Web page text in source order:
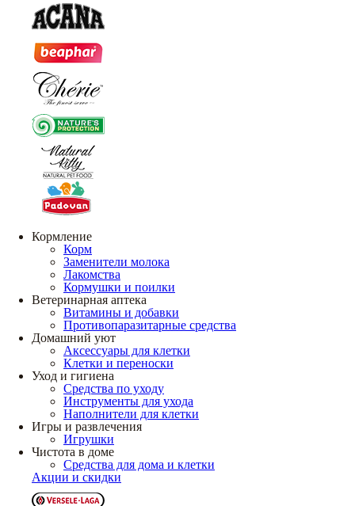
Кормление
Корм
Заменители молока
Лакомства
Кормушки и поилки
Ветеринарная аптека
Витамины и добавки
Противопаразитарные средства
Домашний уют
Аксессуары для клетки
Клетки и переноски
Уход и гигиена
Средства по уходу
Инструменты для ухода
Наполнители для клетки
Игры и развлечения
Игрушки
Чистота в доме
Средства для дома и клетки
Акции и скидки